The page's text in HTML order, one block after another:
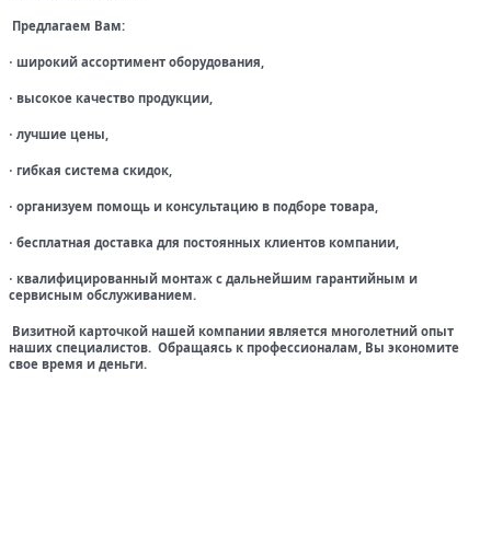
Предлагаем Вам:
· широкий ассортимент оборудования,
· высокое качество продукции,
· лучшие цены,
· гибкая система скидок,
· организуем помощь и консультацию в подборе товара,
· бесплатная доставка для постоянных клиентов компании,
· квалифицированный монтаж с дальнейшим гарантийным и
сервисным обслуживанием.
Визитной карточкой нашей компании является многолетний опыт
наших специалистов. Обращаясь к профессионалам, Вы экономите
свое время и деньги.